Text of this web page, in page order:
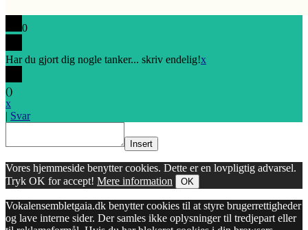
0
Har du gjort dig nogle tanker... skriv endelig!x
()
x
| Svar
Insert
Vores hjemmeside benytter cookies. Dette er en lovpligtig advarsel.
Tryk OK for accept! Mere information OK
Vokalensembletgaia.dk benytter cookies til at styre brugerrettigheder
og lave interne sider. Der samles ikke oplysninger til tredjepart eller